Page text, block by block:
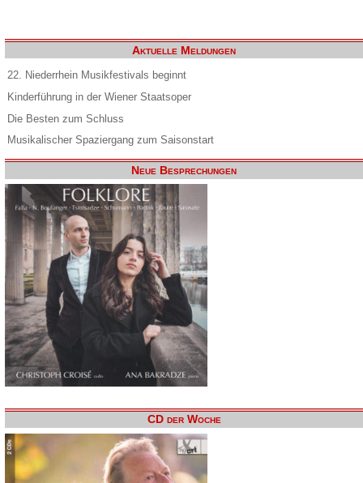
Aktuelle Meldungen
22. Niederrhein Musikfestivals beginnt
Kinderführung in der Wiener Staatsoper
Die Besten zum Schluss
Musikalischer Spaziergang zum Saisonstart
Neue Besprechungen
CD der Woche